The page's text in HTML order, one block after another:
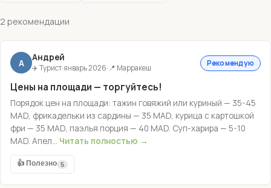
2 рекомендации
А Андрей
✈️ Турист·январь 2026·📍 Марракеш Рекомендую
Цены на площади — торгуйтесь!
Порядок цен на площади: тажин говяжий или куриный — 35-45
MAD, фрикадельки из сардины — 35 MAD, курица с картошкой
фри — 35 MAD, паэлья порция — 40 MAD. Суп-харира — 5-10
MAD. Апел... Читать полностью →
👍 Полезно 5